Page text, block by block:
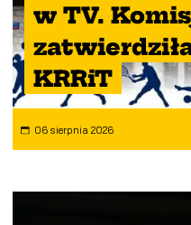
w TV.
KRRiT
06 sierpnia 2026